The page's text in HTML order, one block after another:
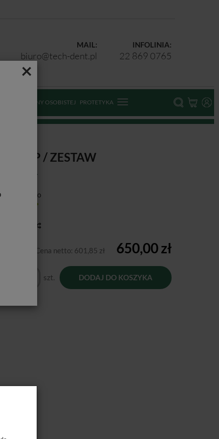
×
INFOLINIA:
22 869 0765
MAIL:
biuro@tech-dent.pl
OCHRONY OSOBISTEJ PROTETYKA
GEL P / ZESTAW
Voco
Cena netto: 601,85 zł 650,00 zł
szt. DODAJ DO KOSZYKA